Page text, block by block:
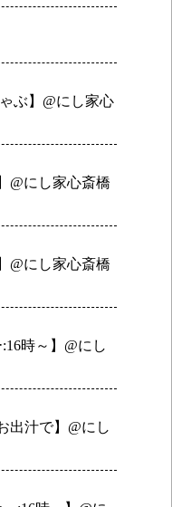
ぶ】@にし家心
@にし家心斎橋
@にし家心斎橋
時～】@にし
出汁で】@にし